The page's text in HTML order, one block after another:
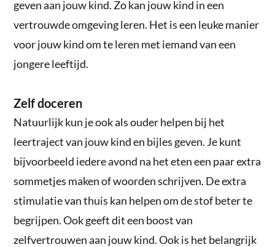
geven aan jouw kind. Zo kan jouw kind in een
vertrouwde omgeving leren. Het is een leuke manier
voor jouw kind om te leren met iemand van een
jongere leeftijd.
Zelf doceren
Natuurlijk kun je ook als ouder helpen bij het
leertraject van jouw kind en bijles geven. Je kunt
bijvoorbeeld iedere avond na het eten een paar extra
sommetjes maken of woorden schrijven. De extra
stimulatie van thuis kan helpen om de stof beter te
begrijpen. Ook geeft dit een boost van
zelfvertrouwen aan jouw kind. Ook is het belangrijk